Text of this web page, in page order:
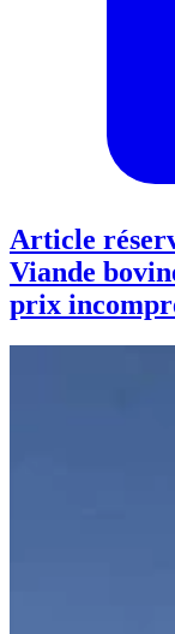
Article
Viande
prix